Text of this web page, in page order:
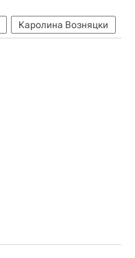
Каролина Возняцки